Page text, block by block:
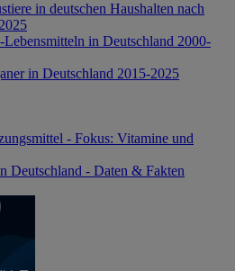
in deutschen Haushalten nach
in Deutschland 2000-
in Deutschland 2015-2025
- Fokus: Vitamine und
Deutschland - Daten & Fakten